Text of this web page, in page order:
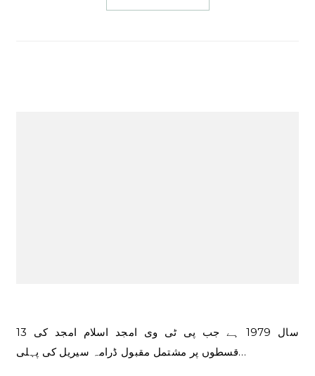
سال 1979 ہے جب پی ٹی وی امجد اسلام امجد کی 13
قسطوں پر مشتمل مقبول ڈرامہ سیریل کی پہلی…